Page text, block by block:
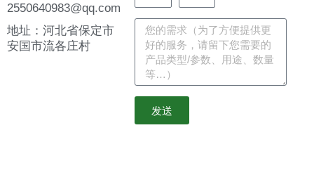
2550640983@qq.com
地址：河北省保定市
安国市流各庄村
发送